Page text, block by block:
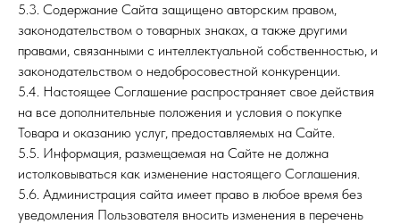
5.3. Содержание Сайта защищено авторским правом,
законодательством о товарных знаках, а также другими
правами, связанными с интеллектуальной собственностью, и
законодательством о недобросовестной конкуренции.
5.4. Настоящее Соглашение распространяет свое действия
на все дополнительные положения и условия о покупке
Товара и оказанию услуг, предоставляемых на Сайте.
5.5. Информация, размещаемая на Сайте не должна
истолковываться как изменение настоящего Соглашения.
5.6. Администрация сайта имеет право в любое время без
уведомления Пользователя вносить изменения в перечень